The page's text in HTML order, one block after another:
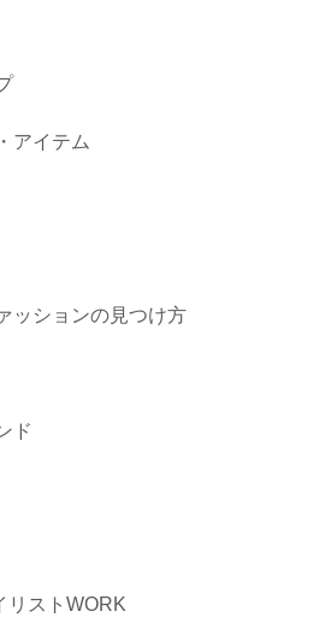
アイテム
ッションの見つけ方
ド
リストWORK